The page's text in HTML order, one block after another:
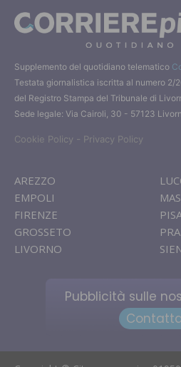
Supplemento del quotidiano telematico
Testata giornalistica iscritta al numero 2/
del Registro Stampa del Tribunale di
Sede legale: Via Cairoli, 30 - 57123
Cookie Policy - Privacy Policy
AREZZO
EMPOLI
FIRENZE
GROSSETO
LIVORNO
Pubblicità sulle